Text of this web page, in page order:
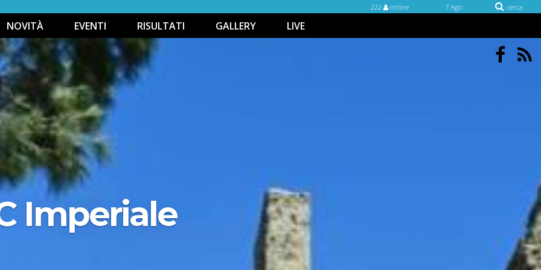
cerca
7 Ago
222 online
NOVITÀ EVENTI RISULTATI GALLERY LIVE
Imperiale